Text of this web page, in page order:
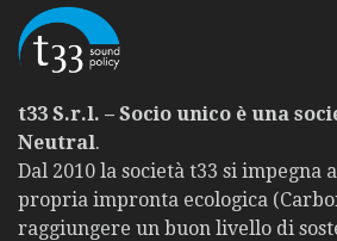
t33 S.r.l. – Socio unico è una
Neutral.
Dal 2010 la società t33 si impegna
propria impronta ecologica
raggiungere un buon livello di